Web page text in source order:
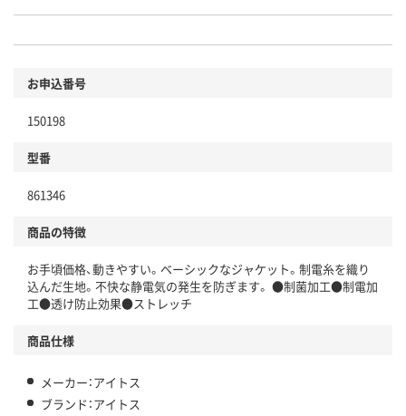
お申込番号
150198
型番
861346
商品の特徴
お手頃価格、動きやすい。ベーシックなジャケット。制電糸を織り
込んだ生地。不快な静電気の発生を防ぎます。 ●制菌加工●制電加
工●透け防止効果●ストレッチ
商品仕様
メーカー：アイトス
ブランド：アイトス